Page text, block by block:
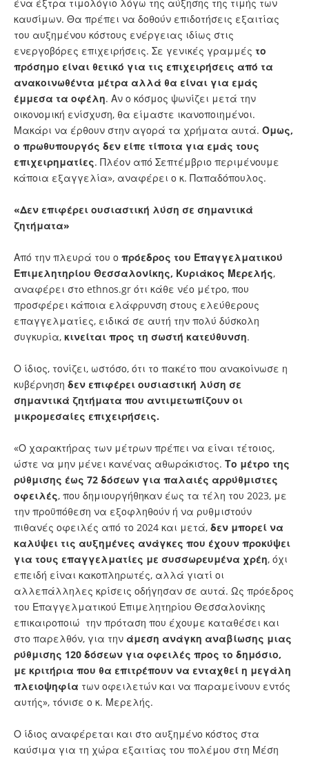
ένα έξτρα τιμολόγιο λόγω της αύξησης της τιμής των
καυσίμων. Θα πρέπει να δοθούν επιδοτήσεις εξαιτίας
του αυξημένου κόστους ενέργειας ιδίως στις
ενεργοβόρες επιχειρήσεις. Σε γενικές γραμμές το
πρόσημο είναι θετικό για τις επιχειρήσεις από τα
ανακοινωθέντα μέτρα αλλά θα είναι για εμάς
έμμεσα τα οφέλη. Αν ο κόσμος ψωνίζει μετά την
οικονομική ενίσχυση, θα είμαστε ικανοποιημένοι.
Μακάρι να έρθουν στην αγορά τα χρήματα αυτά. Όμως,
ο πρωθυπουργός δεν είπε τίποτα για εμάς τους
επιχειρηματίες. Πλέον από Σεπτέμβριο περιμένουμε
κάποια εξαγγελία», αναφέρει ο κ. Παπαδόπουλος.
«Δεν επιφέρει ουσιαστική λύση σε σημαντικά
ζητήματα»
Από την πλευρά του ο πρόεδρος του Επαγγελματικού
Επιμελητηρίου Θεσσαλονίκης, Κυριάκος Μερελής,
αναφέρει στο ethnos.gr ότι κάθε νέο μέτρο, που
προσφέρει κάποια ελάφρυνση στους ελεύθερους
επαγγελματίες, ειδικά σε αυτή την πολύ δύσκολη
συγκυρία, κινείται προς τη σωστή κατεύθυνση.
Ο ίδιος, τονίζει, ωστόσο, ότι το πακέτο που ανακοίνωσε η
κυβέρνηση δεν επιφέρει ουσιαστική λύση σε
σημαντικά ζητήματα που αντιμετωπίζουν οι
μικρομεσαίες επιχειρήσεις.
«Ο χαρακτήρας των μέτρων πρέπει να είναι τέτοιος,
ώστε να μην μένει κανένας αθωράκιστος. Το μέτρο της
ρύθμισης έως 72 δόσεων για παλαιές αρρύθμιστες
οφειλές, που δημιουργήθηκαν έως τα τέλη του 2023, με
την προϋπόθεση να εξοφληθούν ή να ρυθμιστούν
πιθανές οφειλές από το 2024 και μετά, δεν μπορεί να
καλύψει τις αυξημένες ανάγκες που έχουν προκύψει
για τους επαγγελματίες με συσσωρευμένα χρέη, όχι
επειδή είναι κακοπληρωτές, αλλά γιατί οι
αλλεπάλληλες κρίσεις οδήγησαν σε αυτά. Ως πρόεδρος
του Επαγγελματικού Επιμελητηρίου Θεσσαλονίκης
επικαιροποιώ την πρόταση που έχουμε καταθέσει και
στο παρελθόν, για την άμεση ανάγκη αναβίωσης μιας
ρύθμισης 120 δόσεων για οφειλές προς το δημόσιο,
με κριτήρια που θα επιτρέπουν να ενταχθεί η μεγάλη
πλειοψηφία των οφειλετών και να παραμείνουν εντός
αυτής», τόνισε ο κ. Μερελής.
Ο ίδιος αναφέρεται και στο αυξημένο κόστος στα
καύσιμα για τη χώρα εξαιτίας του πολέμου στη Μέση